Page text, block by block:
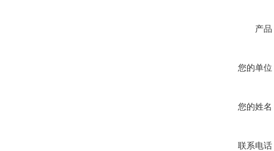
产品
您的单位
您的姓名
联系电话